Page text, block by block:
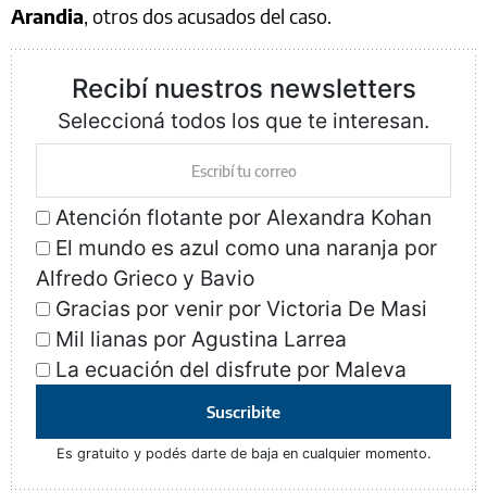
Arandia, otros dos acusados del caso.
Recibí nuestros newsletters
Seleccioná todos los que te interesan.
Atención flotante por Alexandra Kohan
El mundo es azul como una naranja por
Alfredo Grieco y Bavio
Gracias por venir por Victoria De Masi
Mil lianas por Agustina Larrea
La ecuación del disfrute por Maleva
Suscribite
Es gratuito y podés darte de baja en cualquier momento.